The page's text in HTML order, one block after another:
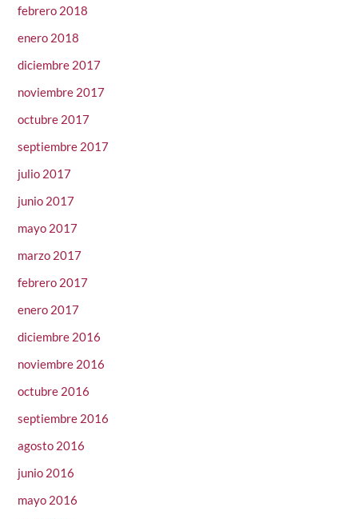
febrero 2018
enero 2018
diciembre 2017
noviembre 2017
octubre 2017
septiembre 2017
julio 2017
junio 2017
mayo 2017
marzo 2017
febrero 2017
enero 2017
diciembre 2016
noviembre 2016
octubre 2016
septiembre 2016
agosto 2016
junio 2016
mayo 2016